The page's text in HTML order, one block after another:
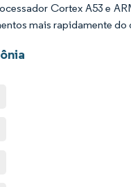
Cortex A53 e
mais rapidamente do